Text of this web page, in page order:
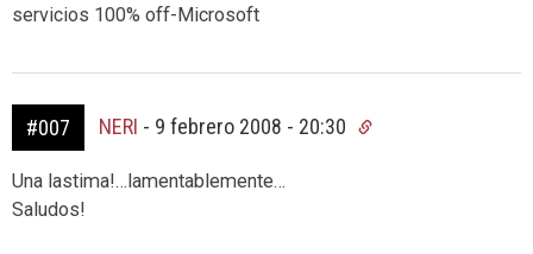
servicios 100% off-Microsoft
#007 NERI - 9 febrero 2008 - 20:30
Una lastima!…lamentablemente…
Saludos!